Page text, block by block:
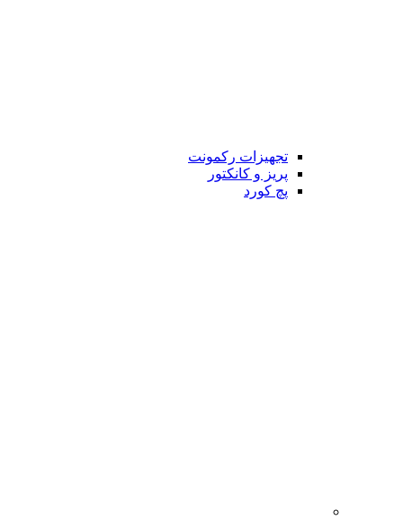
تجهیزات رکمونت
پریز و کانکتور
پچ کورد